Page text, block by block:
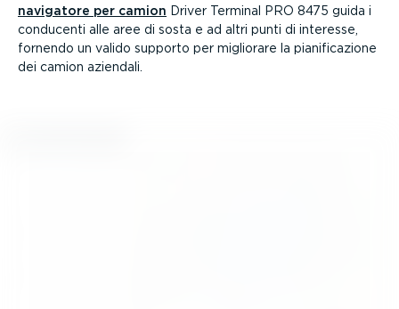
navigatore per camion Driver Terminal PRO 8475 guida i
conducenti alle aree di sosta e ad altri punti di interesse,
fornendo un valido supporto per migliorare la piani­fi­ca­zione
dei camion aziendali.